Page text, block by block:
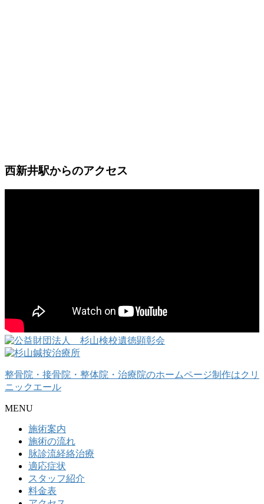
西新井駅からのアクセス
整骨院・接骨院・整体院・治療院のホームページ制作はクリ
ニックエール
MENU
施術案内
施術の流れ
脉診流経絡治療
適応症状
スタッフ紹介
料金表